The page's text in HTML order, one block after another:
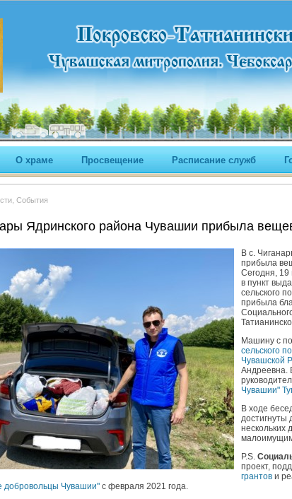
О храме Просвещение Расписание служб
События
Ядринского района Чувашии прибыла
В с.
прибыла
Сегодня, 19
в пункт
сельского
прибыла
Машину с
сельского
Чувашской
Андреевна.
Чувашии"
В ходе
достигнуты
нескольких
P.S.
проект,
грантов и
добровольцы Чувашии" с февраля 2021 года.